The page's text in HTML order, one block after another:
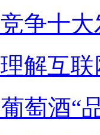
争十
解互
萄酒“